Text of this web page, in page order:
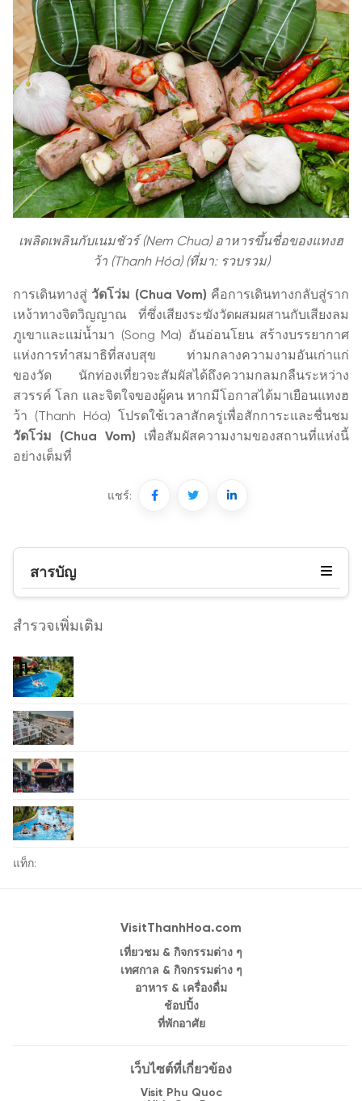
เพลิดเพลินกับเนมชัวร์ (Nem Chua) อาหารขึ้นชื่อของแทงฮ
ว้า (Thanh Hóa) (ที่มา: รวบรวม)
การเดินทางสู่ วัดโว่ม (Chua Vom) คือการเดินทางกลับสู่ราก
เหง้าทางจิตวิญญาณ ที่ซึ่งเสียงระฆังวัดผสมผสานกับเสียงลม
ภูเขาและแม่น้ำมา (Song Ma) อันอ่อนโยน สร้างบรรยากาศ
แห่งการทำสมาธิที่สงบสุข ท่ามกลางความงามอันเก่าแก่
ของวัด นักท่องเที่ยวจะสัมผัสได้ถึงความกลมกลืนระหว่าง
สวรรค์ โลก และจิตใจของผู้คน หากมีโอกาสได้มาเยือนแทงฮ
ว้า (Thanh Hóa) โปรดใช้เวลาสักครู่เพื่อสักการะและชื่นชม
วัดโว่ม (Chua Vom) เพื่อสัมผัสความงามของสถานที่แห่งนี้
อย่างเต็มที่
แชร์:
สารบัญ
สำรวจเพิ่มเติม
แท็ก:
VisitThanhHoa.com
เที่ยวชม & กิจกรรมต่าง ๆ
เทศกาล & กิจกรรมต่าง ๆ
อาหาร & เครื่องดื่ม
ช้อปปิ้ง
ที่พักอาศัย
เว็บไซต์ที่เกี่ยวข้อง
Visit Phu Quoc